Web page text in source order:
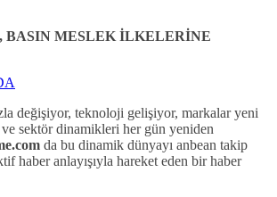
BASIN MESLEK İLKELERİNE
değişiyor, teknoloji gelişiyor, markalar yeni
sektör dinamikleri her gün yeniden
da bu dinamik dünyayı anbean takip
haber anlayışıyla hareket eden bir haber